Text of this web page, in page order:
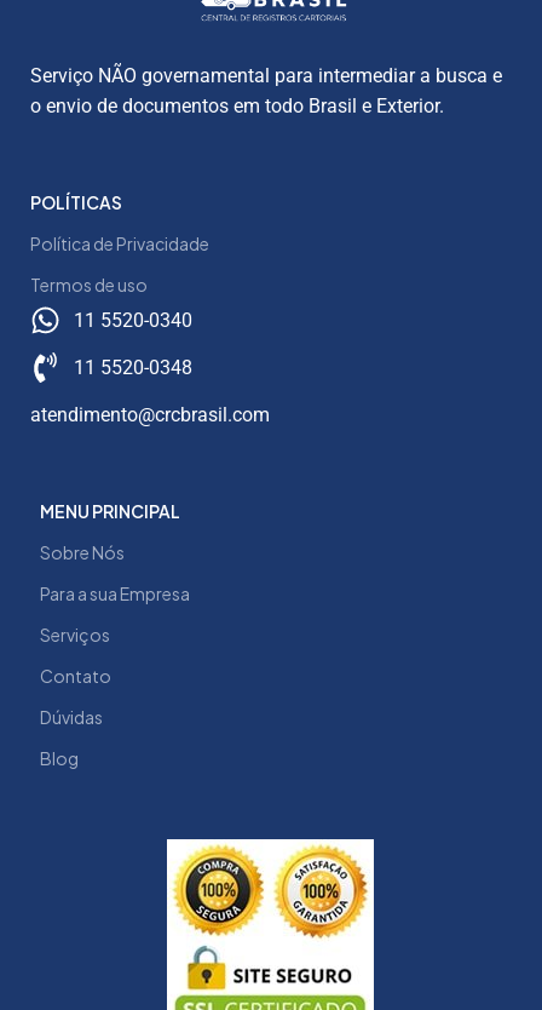
Serviço NÃO governamental para intermediar a busca e
o envio de documentos em todo Brasil e Exterior.
POLÍTICAS
Política de Privacidade
Termos de uso
11 5520-0340
11 5520-0348
atendimento@crcbrasil.com
MENU PRINCIPAL
Sobre Nós
Para a sua Empresa
Serviços
Contato
Dúvidas
Blog